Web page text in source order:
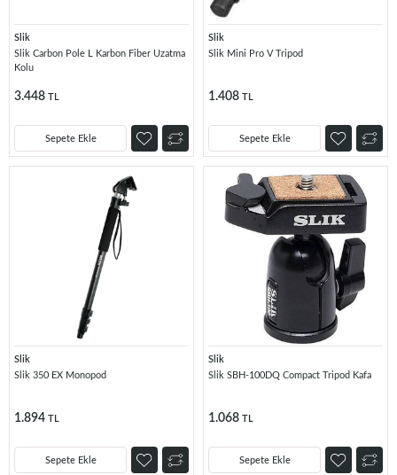
Slik
Slik Carbon Pole L Karbon Fiber Uzatma
Kolu
3.448 TL
Sepete Ekle
Slik
Slik Mini Pro V Tripod
1.408 TL
Sepete Ekle
Slik
Slik 350 EX Monopod
1.894 TL
Sepete Ekle
Slik
Slik SBH-100DQ Compact Tripod Kafa
1.068 TL
Sepete Ekle